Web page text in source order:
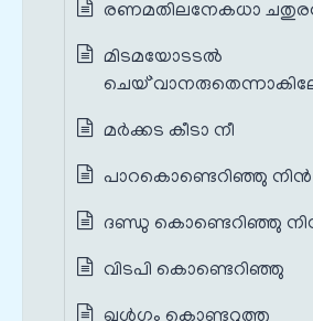
രണമതിലനേകധാ
മിടമയോടടൽ
മര്‍ക്കട കീടാ നീ
പാറകൊണ്ടെറിഞ്ഞു നിന്‍
ദണ്ഡു കൊണ്ടെറിഞ്ഞു
വിടപി കൊണ്ടെറിഞ്ഞു